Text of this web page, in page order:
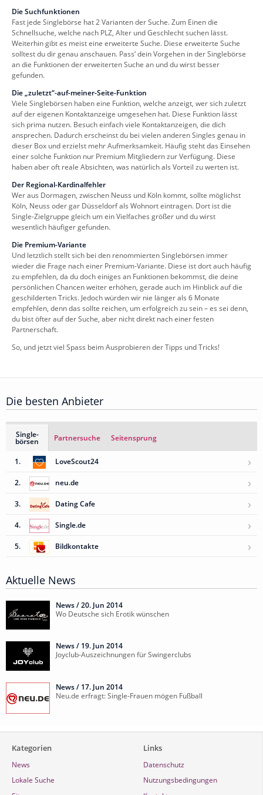
Die Suchfunktionen
Fast jede Singlebörse hat 2 Varianten der Suche. Zum Einen die
Schnellsuche, welche nach PLZ, Alter und Geschlecht suchen lässt.
Weiterhin gibt es meist eine erweiterte Suche. Diese erweiterte Suche
solltest du dir genau anschauen. Pass‘ dein Vorgehen in der Singlebörse
an die Funktionen der erweiterten Suche an und du wirst besser
gefunden.
Die „zuletzt“-auf-meiner-Seite-Funktion
Viele Singlebörsen haben eine Funktion, welche anzeigt, wer sich zuletzt
auf der eigenen Kontaktanzeige umgesehen hat. Diese Funktion lässt
sich prima nutzen. Besuch einfach viele Kontaktanzeigen, die dich
ansprechen. Dadurch erscheinst du bei vielen anderen Singles genau in
dieser Box und erzielst mehr Aufmerksamkeit. Häufig steht das Einsehen
einer solche Funktion nur Premium Mitgliedern zur Verfügung. Diese
haben aber oft reale Absichten, was natürlich als Vorteil zu werten ist.
Der Regional-Kardinalfehler
Wer aus Dormagen, zwischen Neuss und Köln kommt, sollte möglichst
Köln, Neuss oder gar Düsseldorf als Wohnort eintragen. Dort ist die
Single-Zielgruppe gleich um ein Vielfaches größer und du wirst
wesentlich häufiger gefunden.
Die Premium-Variante
Und letztlich stellt sich bei den renommierten Singlebörsen immer
wieder die Frage nach einer Premium-Variante. Diese ist dort auch häufig
zu empfehlen, da du doch einiges an Funktionen bekommst, die deine
persönlichen Chancen weiter erhöhen, gerade auch im Hinblick auf die
geschilderten Tricks. Jedoch würden wir nie länger als 6 Monate
empfehlen, denn das sollte reichen, um erfolgreich zu sein – es sei denn,
du bist öfter auf der Suche, aber nicht direkt nach einer festen
Partnerschaft.
So, und jetzt viel Spass beim Ausprobieren der Tipps und Tricks!
Die besten Anbieter
Single-
börsen Partnersuche Seitensprung
1. LoveScout24 ›
2. neu.de ›
3. Dating Cafe ›
4. Single.de ›
5. Bildkontakte ›
Aktuelle News
News /20. Jun 2014
Wo Deutsche sich Erotik wünschen
News / 19. Jun 2014
Joyclub-Auszeichnungen für Swingerclubs
News / 17. Jun 2014
Neu.de erfragt: Single-Frauen mögen Fußball
Kategorien
News
Lokale Suche
Links
Datenschutz
Nutzungsbedingungen